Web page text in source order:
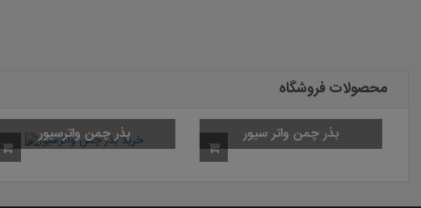
محصولات فروشگاه
بذر چمن واترسیور بذر چمن واتر سیور